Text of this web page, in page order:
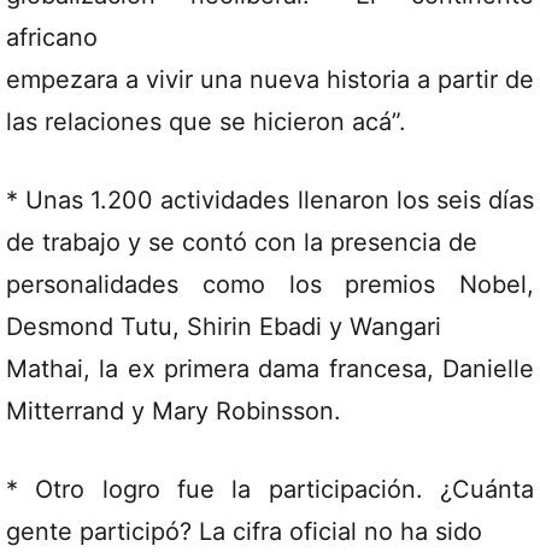
africano
empezara a vivir una nueva historia a partir de
las relaciones que se hicieron acá”.
* Unas 1.200 actividades llenaron los seis días
de trabajo y se contó con la presencia de
personalidades como los premios Nobel,
Desmond Tutu, Shirin Ebadi y Wangari
Mathai, la ex primera dama francesa, Danielle
Mitterrand y Mary Robinsson.
* Otro logro fue la participación. ¿Cuánta
gente participó? La cifra oficial no ha sido